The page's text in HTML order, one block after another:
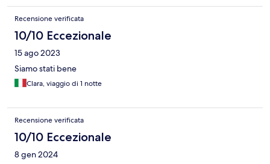
Recensione verificata
10/10 Eccezionale
15 ago 2023
Siamo stati bene
Clara, viaggio di 1 notte
Recensione verificata
10/10 Eccezionale
8 gen 2024